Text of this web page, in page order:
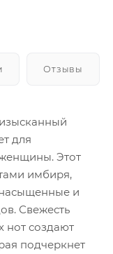
Отзывы
для
Этот
имбиря,
и
Свежесть
нот создают
подчеркнет